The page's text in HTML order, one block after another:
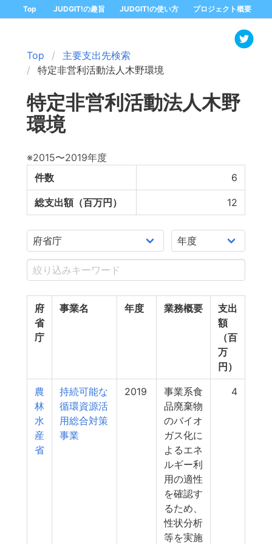
Top JUDGIT!の趣旨 JUDGIT!の使い方 プロジェクト概要
Top
主要支出先検索
特定非営利活動法人木野環境
特定非営利活動法人木野
環境
※2015〜2019年度
件数
6
総支出額（百万円） 12
府
省
庁
事業名 年度 業務概要
支出
額
（百
万
円）
農
林
水
産
省
持続可能な
循環資源活
用総合対策
事業
2019
事業系食
品廃棄物
のバイオ
ガス化に
よるエネ
ルギー利
用の適性
を確認す
るため、
性状分析
等を実施
4